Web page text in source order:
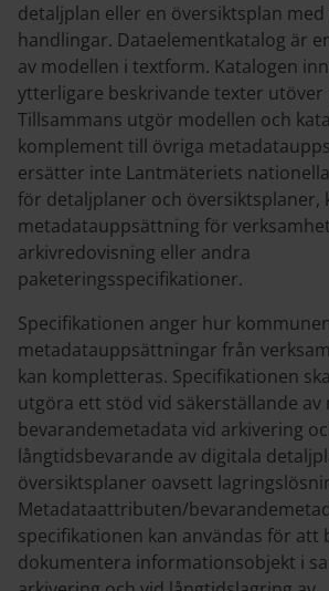
detaljplan eller en översiktsplan
handlingar. Dataelementkatalog är
av modellen i textform. Katalogen
ytterligare beskrivande texter utöver
Tillsammans utgör modellen och
komplement till övriga
ersätter inte Lantmäteriets
för detaljplaner och översiktsplaner,
metadatauppsättning för
arkivredovisning eller andra
paketeringsspecifikationer.
Specifikationen anger hur
metadatauppsättningar från
kan kompletteras. Specifikationen
utgöra ett stöd vid säkerställande av
bevarandemetadata vid arkivering
långtidsbevarande av digitala
översiktsplaner oavsett
Metadataattributen/
specifikationen kan användas för att
dokumentera informationsobjekt i